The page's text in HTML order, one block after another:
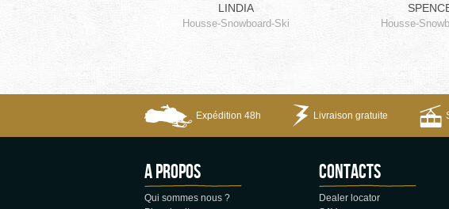
LINDIA
Housse-Snowboard-Ski Housse-
Expédition 48h Livraison gratuite
A propos
Qui sommes nous ?
CONTACTS
Dealer locator